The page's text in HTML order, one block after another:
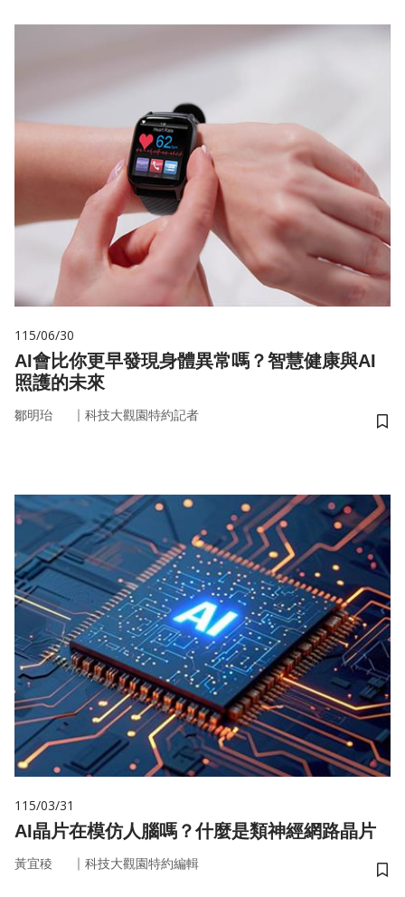
115/06/30
AI會比你更早發現身體異常嗎？智慧健康與AI
照護的未來
鄒明珆 ｜ 科技大觀園特約記者
儲
115/03/31
AI晶片在模仿人腦嗎？什麼是類神經網路晶片
黃宜稜 ｜ 科技大觀園特約編輯
儲